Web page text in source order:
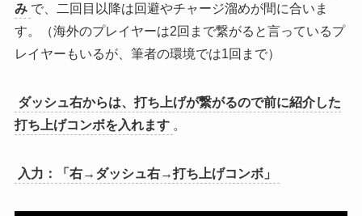
み で、二回目以降は回避やチャージ溜めが間に合いま
す。（海外のプレイヤーは2回まで繋がると言っているプ
レイヤーもいるが、筆者の環境では1回まで）
ダッシュ右からは、打ち上げが繋がるので前に紹介した
打ち上げコンボを入れます 。
入力：「右→ダッシュ右→打ち上げコンボ」